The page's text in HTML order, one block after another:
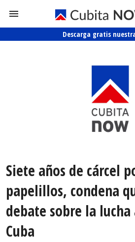
Descarga gratis
Siete años de cárcel
papelillos, condena
debate sobre la
Cuba